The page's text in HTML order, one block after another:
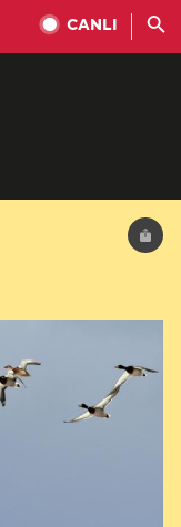
CANLI